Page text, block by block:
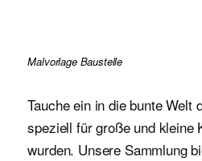
Malvorlage Baustelle
Tauche ein in die bunte Welt
speziell für große und kleine
wurden. Unsere Sammlung